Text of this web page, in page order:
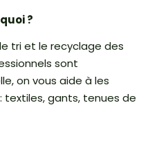
?
tri et le recyclage des
sont
on vous aide à les
textiles, gants, tenues de